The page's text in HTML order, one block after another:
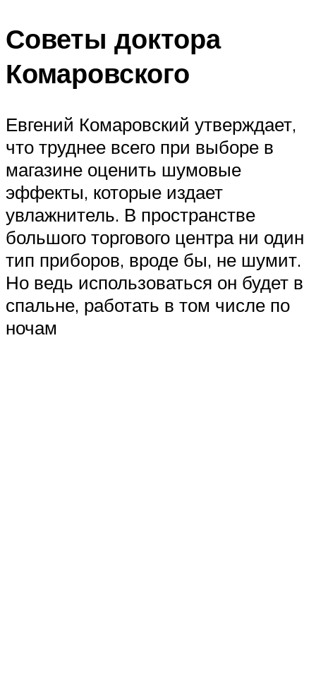
Советы доктора
Комаровского
Евгений Комаровский утверждает,
что труднее всего при выборе в
магазине оценить шумовые
эффекты, которые издает
увлажнитель. В пространстве
большого торгового центра ни один
тип приборов, вроде бы, не шумит.
Но ведь использоваться он будет в
спальне, работать в том числе по
ночам